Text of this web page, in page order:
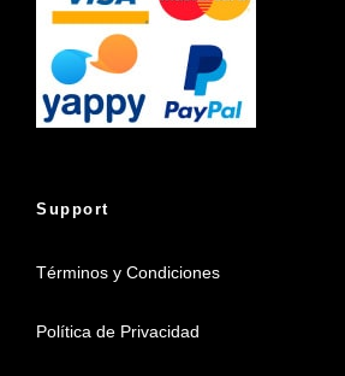
Support
Términos y Condiciones
Política de Privacidad